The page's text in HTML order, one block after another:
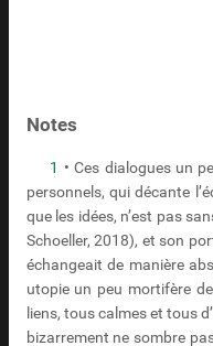
Notes
1 • Ces dialogues un
personnels, qui décante
que les idées, n’est pas
Schoeller, 2018), et son
échangeait de manière
utopie un peu mortifère
liens, tous calmes et tous
bizarrement ne sombre